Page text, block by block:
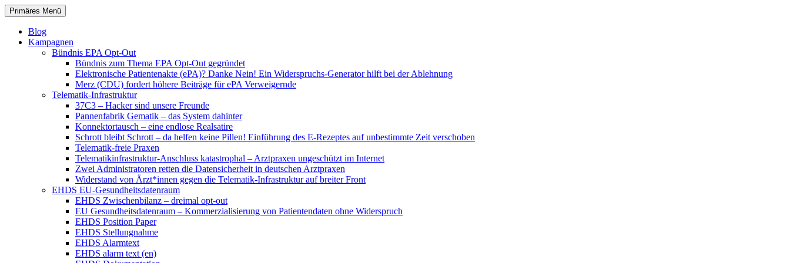
Zum
Inhalt
springen
patientenrechte-datenschutz.de
Suchen
Primäres Menü
Blog
Kampagnen
Bündnis EPA Opt-Out
Bündnis zum Thema EPA Opt-Out gegründet
Elektronische Patientenakte (ePA)? Danke Nein! Ein Widerspruchs-Generator hilft bei der Ablehnung
Merz (CDU) fordert höhere Beiträge für ePA Verweigernde
Telematik-Infrastruktur
37C3 – Hacker sind unsere Freunde
Pannenfabrik Gematik – das System dahinter
Konnektortausch – eine endlose Realsatire
Schrott bleibt Schrott – da helfen keine Pillen! Einführung des E-Rezeptes auf unbestimmte Zeit verschoben
Telematik-freie Praxen
Telematikinfrastruktur-Anschluss katastrophal – Arztpraxen ungeschützt im Internet
Zwei Administratoren retten die Datensicherheit in deutschen Arztpraxen
Widerstand von Ärzt*innen gegen die Telematik-Infrastruktur auf breiter Front
EHDS EU-Gesundheitsdatenraum
EHDS Zwischenbilanz – dreimal opt-out
EU Gesundheitsdatenraum – Kommerzialisierung von Patientendaten ohne Widerspruch
EHDS Position Paper
EHDS Stellungnahme
EHDS Alarmtext
EHDS alarm text (en)